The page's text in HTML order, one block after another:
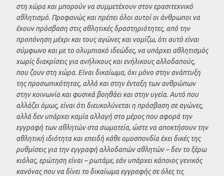
στη χώρα και μπορούν να συμμετέχουν στον ερασιτεχνικό
αθλητισμό. Προφανώς και πρέπει όλοι αυτοί οι άνθρωποι να
έχουν πρόσβαση στις αθλητικές δραστηριότητες, από την
προπόνηση μέχρι και τους αγώνες και νομίζω, ότι αυτό είναι
σύμφωνο και με το ολυμπιακό ιδεώδες, να υπάρχει αθλητισμός
χωρίς διακρίσεις για ανήλικους και ενήλικους αλλοδαπούς,
που ζουν στη χώρα. Είναι δικαίωμα, όχι μόνο στην ανάπτυξη
της προσωπικότητας, αλλά και στην ένταξη των ανθρώπων
στην κοινωνία και φυσικά βοηθάει και στην υγεία. Αυτό που
αλλάζει όμως, είναι ότι διευκολύνεται η πρόσβαση σε αγώνες,
αλλά δεν υπάρχει καμία αλλαγή στο μέρος που αφορά την
εγγραφή των αθλητών στα σωματεία, ώστε να αποκτήσουν την
αθλητική ιδιότητα και επειδή κάθε ομοσπονδία έχει δικές της
ρυθμίσεις για την εγγραφή αλλοδαπών αθλητών – δεν το ξέρω
κιόλας, ερώτηση είναι – ρωτάμε, εάν υπάρχει κάποιος γενικός
κανόνας που να δίνει το δικαίωμα εγγραφής σε όλες τις